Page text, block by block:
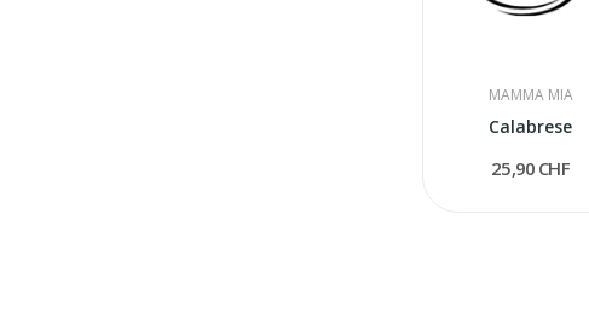
MAMMA MIA
Calabrese
25,90 CHF